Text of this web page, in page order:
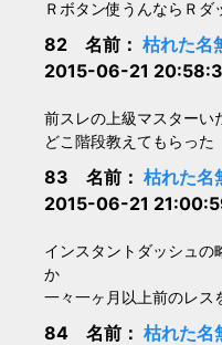
Ｒボタン使うんならＲダ
82 名前： 枯れた名
2015-06-21
前スレの上級マスターい
どこ階段教えてもらった
83 名前： 枯れた名
2015-06-21
インスタントダッシュの
か
一々一ヶ月以上前のレス
84 名前： 枯れた名